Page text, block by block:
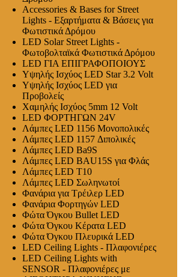
Accessories & Bases for Street
Lights - Εξαρτήματα & Βάσεις για
Φωτιστικά Δρόμου
LED Solar Street Lights -
Φωτοβολταϊκά Φωτιστικά Δρόμου
LED ΓΙΑ ΕΠΙΓΡΑΦΟΠΟΙΟΥΣ
Υψηλής Ισχύος LED Star 3.2 Volt
Υψηλής Ισχύος LED για
Προβολείς
Χαμηλής Ισχύος 5mm 12 Volt
LED ΦΟΡΤΗΓΩΝ 24V
Λάμπες LED 1156 Μονοπολικές
Λάμπες LED 1157 Διπολικές
Λάμπες LED Ba9S
Λάμπες LED BAU15S για Φλάς
Λάμπες LED T10
Λάμπες LED Σωληνωτοί
Φανάρια για Τρέιλερ LED
Φανάρια Φορτηγών LED
Φώτα Όγκου Bullet LED
Φώτα Όγκου Κέρατα LED
Φώτα Όγκου Πλευρικά LED
LED Ceiling Lights - Πλαφονιέρες
LED Ceiling Lights with
SENSOR - Πλαφονιέρες με